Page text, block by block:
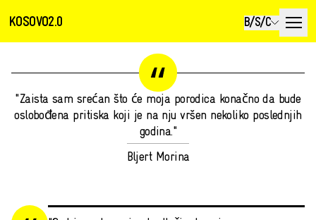
KOSOVO2.0 B/S/C
"Zaista sam srećan što će moja porodica konačno da bude
oslobođena pritiska koji je na nju vršen nekoliko poslednjih
godina."
Bljert Morina